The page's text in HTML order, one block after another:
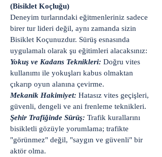
(Bisiklet Koçluğu)
Deneyim turlarındaki eğitmenleriniz sadece
birer tur lideri değil, aynı zamanda sizin
Bisiklet Koçunuzdur. Sürüş esnasında
uygulamalı olarak şu eğitimleri alacaksınız:
Yokuş ve Kadans Teknikleri: Doğru vites
kullanımı ile yokuşları kabus olmaktan
çıkarıp oyun alanına çevirme.
Mekanik Hakimiyet: Hatasız vites geçişleri,
güvenli, dengeli ve ani frenleme teknikleri.
Şehir Trafiğinde Sürüş: Trafik kurallarını
bisikletli gözüyle yorumlama; trafikte
"görünmez" değil, "saygın ve güvenli" bir
aktör olma.